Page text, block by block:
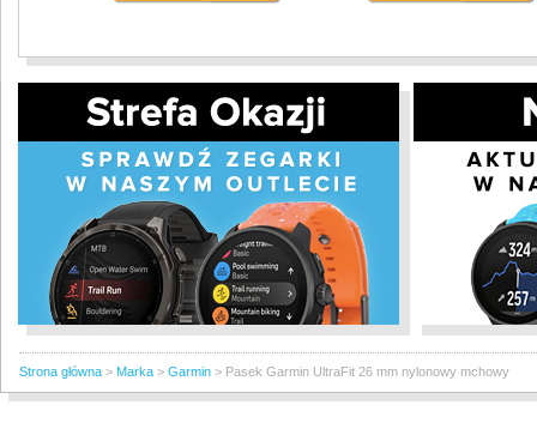
Strona główna > Marka > Garmin > Pasek Garmin UltraFit 26 mm nylonowy mchowy